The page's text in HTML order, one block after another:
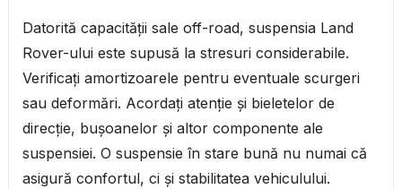
Datorită capacității sale off-road, suspensia Land
Rover-ului este supusă la stresuri considerabile.
Verificați amortizoarele pentru eventuale scurgeri
sau deformări. Acordați atenție și bieletelor de
direcție, bușoanelor și altor componente ale
suspensiei. O suspensie în stare bună nu numai că
asigură confortul, ci și stabilitatea vehiculului.